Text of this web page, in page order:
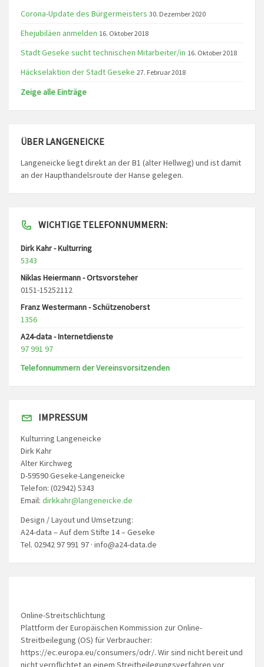
Corona-Update des Bürgermeisters 30. Dezember 2020
Ehejubiläen anmelden 16. Oktober 2018
Stadt Geseke sucht technischen Mitarbeiter/in 16. Oktober 2018
Häckselaktion der Stadt Geseke 27. Februar 2018
Zeige alle Einträge
ÜBER LANGENEICKE
Langeneicke liegt direkt an der B1 (alter Hellweg) und ist damit
an der Haupthandelsroute der Hanse gelegen.
WICHTIGE TELEFONNUMMERN:
Dirk Kahr - Kulturring
5343
Niklas Heiermann - Ortsvorsteher
0151-15252112
Franz Westermann - Schützenoberst
1356
A24-data - Internetdienste
97 991 97
Telefonnummern der Vereinsvorsitzenden
IMPRESSUM
Kulturring Langeneicke
Dirk Kahr
Alter Kirchweg
D-59590 Geseke-Langeneicke
Telefon: (02942) 5343
Email: dirkkahr@langeneicke.de
Design / Layout und Umsetzung:
A24-data – Auf dem Stifte 14 – Geseke
Tel. 02942 97 991 97 · info@a24-data.de
Online-Streitschlichtung
Plattform der Europäischen Kommission zur Online-
Streitbeilegung (OS) für Verbraucher:
https://ec.europa.eu/consumers/odr/. Wir sind nicht bereit und
nicht verpflichtet an einem Streitbeilegungsverfahren vor